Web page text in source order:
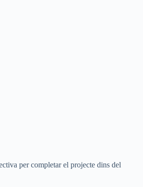
per completar el projecte dins del